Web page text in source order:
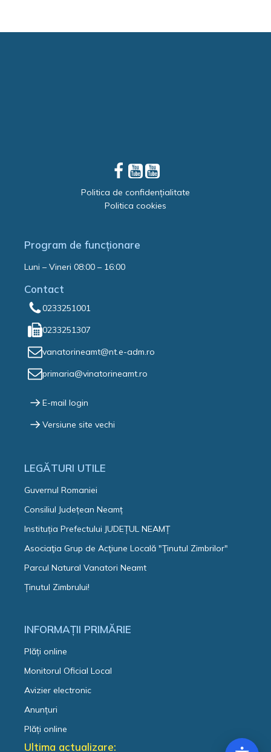
Politica de confidențialitate
Politica cookies
Program de funcționare
Luni – Vineri 08:00 – 16:00
Contact
0233251001
0233251307
vanatorineamt@nt.e-adm.ro
primaria@vinatorineamt.ro
E-mail login
Versiune site vechi
LEGĂTURI UTILE
Guvernul Romaniei
Consiliul Județean Neamț
Instituția Prefectului JUDEȚUL NEAMȚ
Asociaţia Grup de Acţiune Locală "Ţinutul Zimbrilor"
Parcul Natural Vanatori Neamt
Ținutul Zimbrului!
INFORMAȚII PRIMĂRIE
Plăți online
Monitorul Oficial Local
Avizier electronic
Anunțuri
Plăți online
Ultima actualizare: